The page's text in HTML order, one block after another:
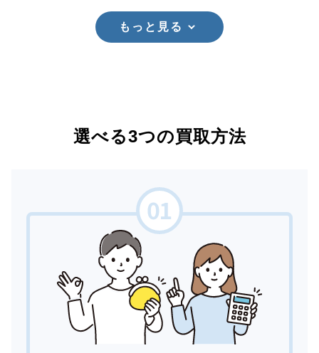
もっと見る
選べる3つの買取方法